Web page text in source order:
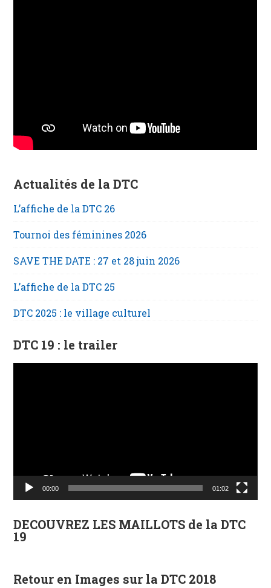
Actualités de la DTC
L’affiche de la DTC 26
Tournoi des féminines 2026
SAVE THE DATE : 27 et 28 juin 2026
L’affiche de la DTC 25
DTC 2025 : le village culturel
DTC 19 : le trailer
00:00 01:02
DECOUVREZ LES MAILLOTS de la DTC
19
Retour en Images sur la DTC 2018